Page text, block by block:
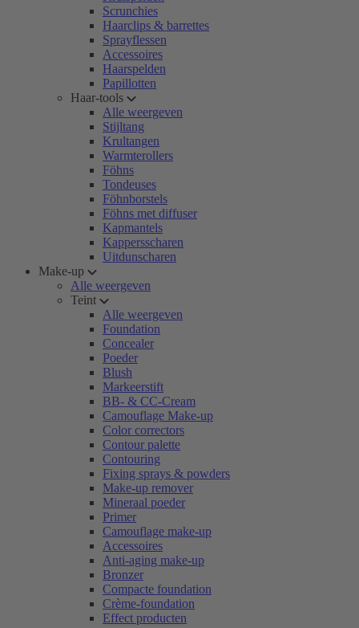
Scrunchies
Haarclips & barrettes
Sprayflessen
Accessoires
Haarspelden
Papillotten
Haar-tools
Alle weergeven
Stijltang
Krultangen
Warmterollers
Föhns
Tondeuses
Föhnborstels
Föhns met diffuser
Kapmantels
Kappersscharen
Uitdunscharen
Make-up
Alle weergeven
Teint
Alle weergeven
Foundation
Concealer
Poeder
Blush
Markeerstift
BB- & CC-Cream
Camouflage Make-up
Color correctors
Contour palette
Contouring
Fixing sprays & powders
Make-up remover
Mineraal poeder
Primer
Camouflage make-up
Accessoires
Anti-aging make-up
Bronzer
Compacte foundation
Crème-foundation
Effect producten